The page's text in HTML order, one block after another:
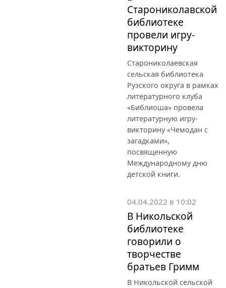
Старониколавской
библиотеке
провели игру-
викторину
Старониколаевская
сельская библиотека
Рузского округа в рамках
литературного клуба
«Библиоша» провела
литературную игру-
викторину «Чемодан с
загадками»,
посвященную
Международному дню
детской книги.
04.04.2022 в 10:02
В Никольской
библиотеке
говорили о
творчестве
братьев Гримм
В Никольской сельской